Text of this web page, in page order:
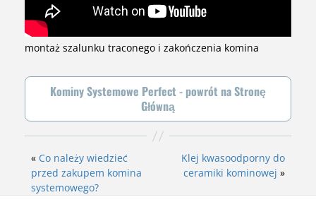
montaż szalunku traconego i zakończenia komina
Kominy Systemowe Perfect - powrót na Stronę
Główną
« Co należy wiedzieć
przed zakupem komina
systemowego?
Klej kwasoodporny do
ceramiki kominowej »